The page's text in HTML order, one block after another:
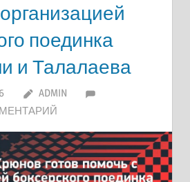
поединка
и Талалаева
ADMIN